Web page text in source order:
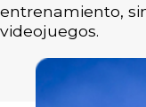
entrenamiento,
videojuegos.